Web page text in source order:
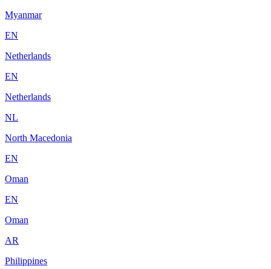
Myanmar
EN
Netherlands
EN
Netherlands
NL
North Macedonia
EN
Oman
EN
Oman
AR
Philippines